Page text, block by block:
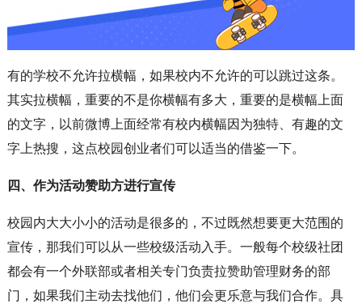
有的学校不允许拉横幅，如果校内不允许的可以跳过这条。
其实拉横幅，重要的不是你横幅有多大，重要的是横幅上面
的文字，以前微博上面经常有校内横幅因为独特、有趣的文
字上热搜，这点校园创业者们可以适当的借鉴一下。
四、作为活动赞助方进行宣传
校园内大大小小的活动是很多的，不过既然想要更大范围的
宣传，那我们可以从一些校级活动入手。一般每个校级社团
都会有一个外联部或者相关专门负责拉赞助管理财务的部
门，如果我们主动去找他们，他们会更乐意与我们合作。具